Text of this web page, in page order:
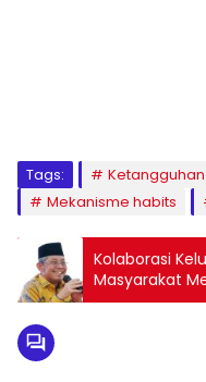
Tags:
Mekanisme habits
Kolaborasi Keluarga,
Masyarakat Mengatasi Dampak Negatif
Teknologi